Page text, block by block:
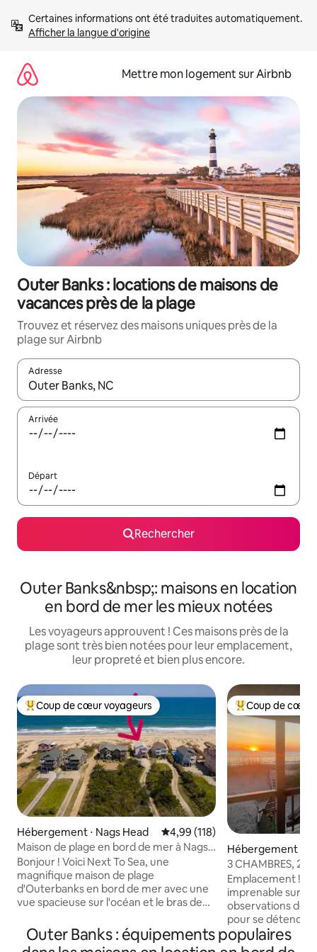
directement
Afficher la langue d'origine
Mettre mon logement sur Airbnb
Outer Banks : locations de maisons de
vacances près de la plage
Trouvez et réservez des maisons uniques près de la
plage sur Airbnb
Adresse
Lorsque les résultats s'affichent, utilisez les flèches vers le
Arrivée
Départ
Rechercher
Outer Banks&nbsp;: maisons en location
en bord de mer les mieux notées
Les voyageurs approuvent ! Ces maisons près de la
plage sont très bien notées pour leur emplacement,
leur propreté et bien plus encore.
Coups de cœur voyageurs les plus appréciés
Coup de cœur voyageurs
Hébergement ⋅ Nags Head Évaluation moyenne sur la
4,99 (118)
Maison de plage en bord de mer à Nags
Head - avec des extras !
Bonjour ! Voici Next To Sea, une
magnifique maison de plage
d'Outerbanks en bord de mer avec une
vue spacieuse sur l'océan et le bras de
optimal pour les voyageurs et chargée
d'« extras ». Détendez-vous dans cette
Coups de cœur
Coup de cœur
Hébergement ⋅
s
3 CHAMBRES, 2,5
Maison de deux
Emplacement !
imprenable sur le
observations de
pour se détendre
long de la plage,
amis et de la
Outer Banks : équipements populaires